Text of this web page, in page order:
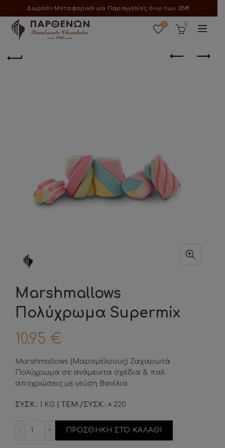
Δωρεάν Μεταφορικά για Παραγγελίες άνω των 35€
0 0
Marshmallows
Πολύχρωμα Supermix
10.95 €
Marshmallows (Μαρσμέλοους) Ζαχαρωτά
Πολύχρωμα σε ανάμεικτα σχέδια & παλ
αποχρώσεις με γεύση Βανίλια
ΣΥΣΚ.: 1 ΚG | ΤΕΜ./ΣΥΣΚ.: ± 220
Marshmallows Πολύχρωμα Supermix ποσότητα
ΠΡΟΣΘΗΚΗ ΣΤΟ ΚΑΛΑΘΙ